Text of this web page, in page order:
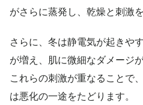
がさらに蒸発し、乾燥と刺激
さらに、冬は静電気が起きや
が増え、肌に微細なダメージ
これらの刺激が重なることで
は悪化の一途をたどります。